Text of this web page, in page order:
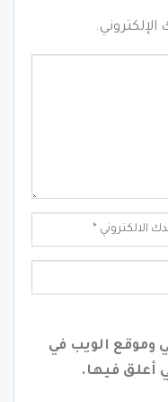
وموقع الويب في
أعلق فيها.